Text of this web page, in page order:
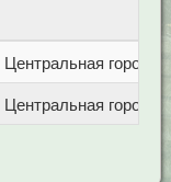
Центральная
Центральная